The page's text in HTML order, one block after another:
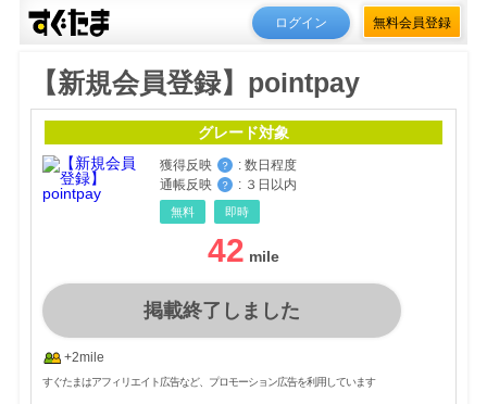
ログイン 無料会員登録
【新規会員登録】pointpay
グレード対象
獲得反映 ？ : 数日程度
通帳反映
？ : ３日以内
無料 即時
42
掲載終了しました
+2mile
すぐたまはアフィリエイト広告など、プロモーション広告を利用しています